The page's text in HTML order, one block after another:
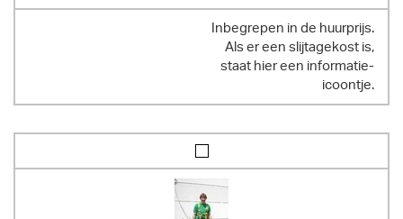
Inbegrepen in de huurprijs.
Als er een slijtagekost is,
staat hier een informatie-
icoontje.